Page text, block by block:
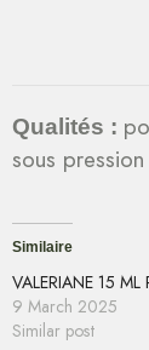
Qualités :
sous
Similaire
VALERIANE 15 ML
9 March 2025
Similar post